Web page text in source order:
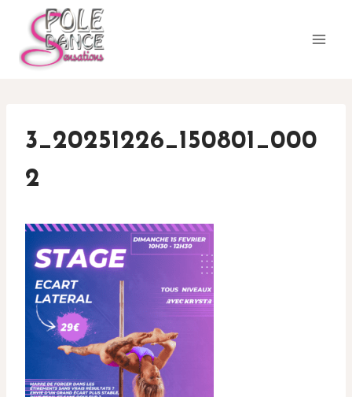
contenu
3_20251226_150801_000
2